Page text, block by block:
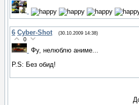
6 Cyber-Shot (30.10.2009 14:38)
0
Фу, нелюблю аниме...
P.S: Без обид!